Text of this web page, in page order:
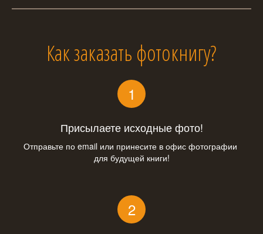
Как заказать фотокнигу?
Присылаете исходные фото!
Отправьте по email или принесите в офис фотографии
для будущей книги!